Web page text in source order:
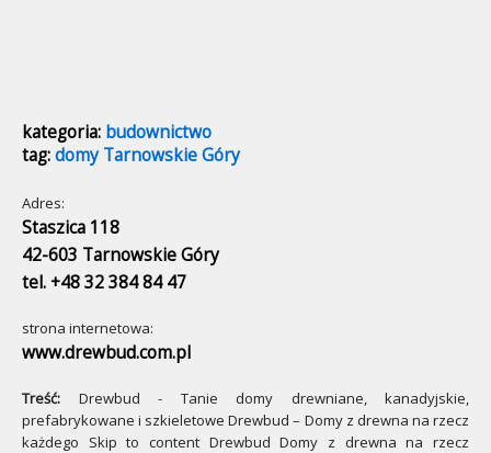
kategoria: budownictwo
tag:domy Tarnowskie Góry
Adres:
Staszica 118
42-603 Tarnowskie Góry
tel. +48 32 384 84 47
strona internetowa:
www.drewbud.com.pl
Treść: Drewbud - Tanie domy drewniane, kanadyjskie,
prefabrykowane i szkieletowe Drewbud – Domy z drewna na rzecz
każdego Skip to content Drewbud Domy z drewna na rzecz